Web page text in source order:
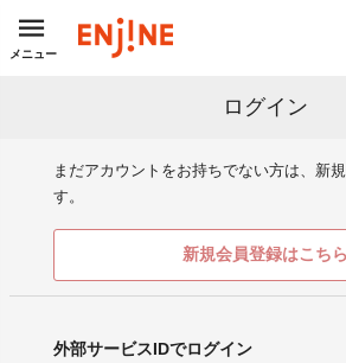
メニュー
ログイン
まだアカウントをお持ちでない方は、新
す。
新規会員登録はこちら
外部サービスIDでログイン